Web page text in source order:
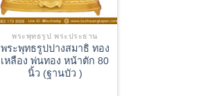
พระพุทธรูป พระประธาน
พระพุทธรูปปางสมาธิ ทอง
เหลือง พ่นทอง หน้าตัก 80
นิ้ว (ฐานบัว )